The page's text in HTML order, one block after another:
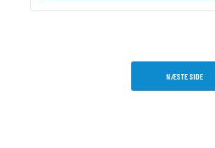
NÆSTE SIDE